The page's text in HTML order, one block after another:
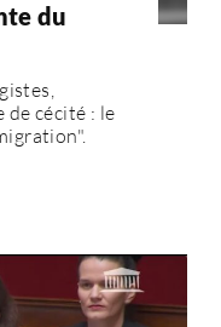
du
cécité : le